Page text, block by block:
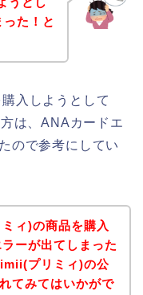
た！と
入しようとして
は、ANAカードエ
ので参考にしてい
ィ)の商品を購入
ーが出てしまった
プリミィ)の公
てみてはいかがで